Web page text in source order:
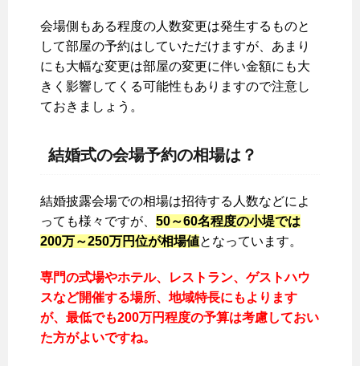
会場側もある程度の人数変更は発生するものと
して部屋の予約はしていただけますが、あまり
にも大幅な変更は部屋の変更に伴い金額にも大
きく影響してくる可能性もありますので注意し
ておきましょう。
結婚式の会場予約の相場は？
結婚披露会場での相場は招待する人数などによ
っても様々ですが、 50～60名程度の小堤では
200万～250万円位が相場値となっています。
専門の式場やホテル、レストラン、ゲストハウ
スなど開催する場所、地域特長にもよります
が、最低でも200万円程度の予算は考慮しておい
た方がよいですね。